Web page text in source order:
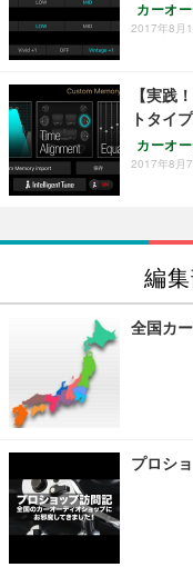
カーオ
2017年8月
【実践
トタイ
カーオ
2017年8月7
編
全国カ
プロシ